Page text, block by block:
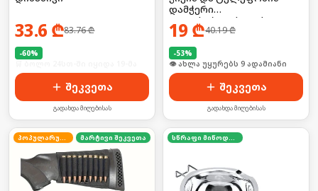
33.6 ₾83.76₾
-60%
შეკვეთა
გადახდა მიღებისას
დამჭერი
ველოსიპედისთვის
19 ₾40.19₾
-53%
🛒 ბოლო 24სთ-ში იყიდა 10-მა
შეკვეთა
გადახდა მიღებისას
პოპულარული მარტივი შეკვეთა სწრაფი მიწოდება